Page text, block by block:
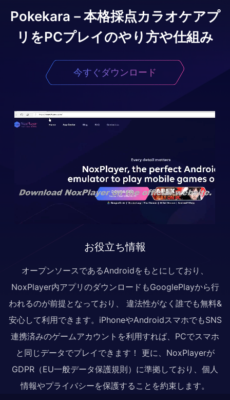
Pokekara－本格採点カラオケアプ
リ をPCプレイのやり方や仕組み
今すぐダウンロード
お役立ち情報
オープンソースであるAndroidをもとにしており、
NoxPlayer内アプリのダウンロードもGooglePlayから行
われるのが前提となっており、 違法性がなく誰でも無料&
安心して利用できます。iPhoneやAndroidスマホでもSNS
連携済みのゲームアカウントを利用すれば、PCでスマホ
と同じデータでプレイできます！ 更に、NoxPlayerが
GDPR（EU一般データ保護規則）に準拠しており、個人
情報やプライバシーを保護することを約束します。